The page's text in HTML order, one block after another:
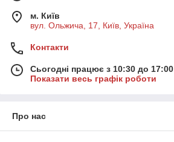
м. Київ
вул. Ольжича, 17, Київ, Україна
Контакти
Сьогодні працює з 10:30 до 17:00
Показати весь графік роботи
Про нас